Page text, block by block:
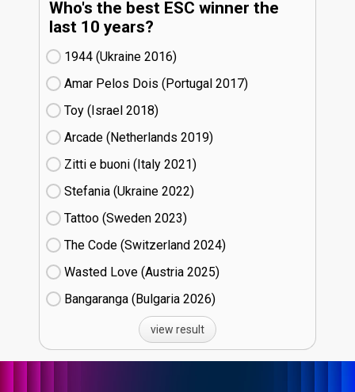
Who's the best ESC winner the
last 10 years?
1944 (Ukraine
16)
Amar Pelos Dois (Portugal
17)
Toy (Israel
18)
Arcade (Netherlands
19)
Zitti e buoni​ (Italy
21)
Stefania (Ukraine
22)
Tattoo (Sweden
23)
The Code (Switzerland
24)
Wasted Love (Austria
25)
Bangaranga (Bulgaria
26)
view result